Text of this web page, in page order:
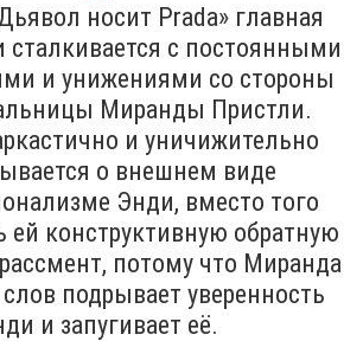
носит Prada» главная
сталкивается с постоянными
и унижениями со стороны
Миранды Пристли.
и уничижительно
о внешнем виде
Энди, вместо того
ей конструктивную обратную
потому что Миранда
подрывает уверенность
и запугивает её.